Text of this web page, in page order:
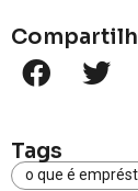
Tags
o que é